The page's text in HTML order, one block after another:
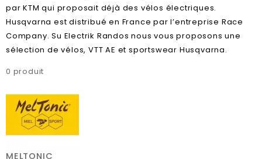
par KTM qui proposait déjà des vélos électriques.
Husqvarna est distribué en France par l’entreprise Race
Company. Su Electrik Randos nous vous proposons une
sélection de vélos, VTT AE et sportswear Husqvarna.
0 produit
MELTONIC